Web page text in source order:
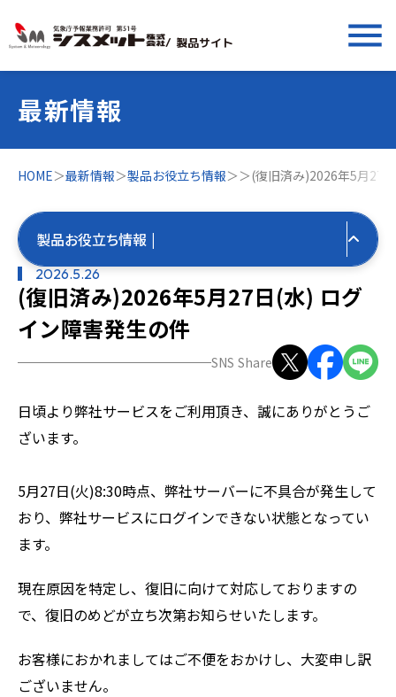
最新情報
HOME＞最新情報＞製品お役立ち情報＞ ＞(復旧済み)2026年5月27
製品お役立ち情報 |
すべての最新情報
ZEROSAI X-AI
羅針盤PLUS
デジクラゲ
技術提案
お知らせ
閉じる
2026.5.26
(復旧済み)2026年5月27日(水) ログ
イン障害発生の件
SNS Share
日頃より弊社サービスをご利用頂き、誠にありがとうご
ざいます。
5月27日(火)8:30時点、弊社サーバーに不具合が発生して
おり、弊社サービスにログインできない状態となってい
ます。
現在原因を特定し、復旧に向けて対応しておりますの
で、復旧のめどが立ち次第お知らせいたします。
お客様におかれましてはご不便をおかけし、大変申し訳
ございません。
/ 製品サイト menu